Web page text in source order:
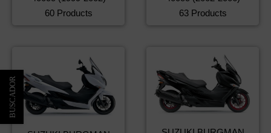
60 Products
63 Products